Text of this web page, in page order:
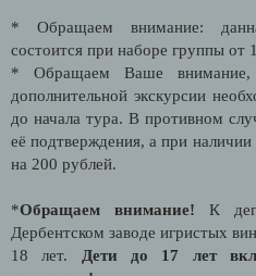
* Обращаем внимание:
состоится при наборе группы от
* Обращаем Ваше внимание,
дополнительной экскурсии
до начала тура. В противном
её подтверждения, а при
на 200 рублей.
*Обращаем внимание! К
Дербентском заводе игристых
18 лет.
Дети до 17 лет